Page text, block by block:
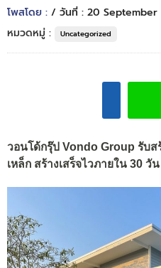
โพสโดย : / วันที่ : 20 September
หมวดหมู่ :
Uncategorized
วอนโด้กรุ๊ป Vondo Group รับ
เหล็ก สร้างเสร็จไวภายใน 30 วัน